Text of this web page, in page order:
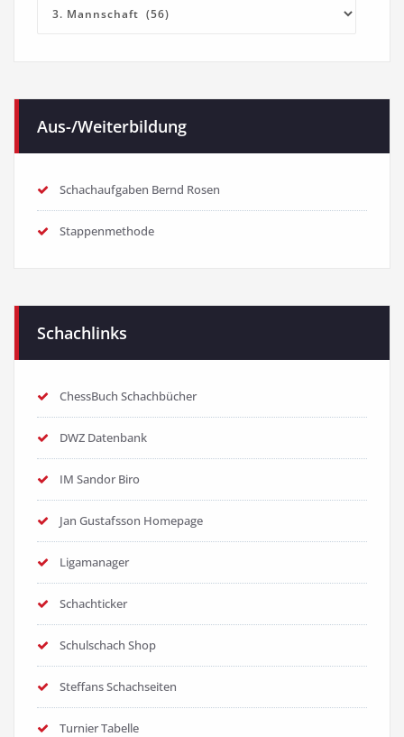
Aus-/Weiterbildung
Schachaufgaben Bernd Rosen
Stappenmethode
Schachlinks
ChessBuch Schachbücher
DWZ Datenbank
IM Sandor Biro
Jan Gustafsson Homepage
Ligamanager
Schachticker
Schulschach Shop
Steffans Schachseiten
Turnier Tabelle